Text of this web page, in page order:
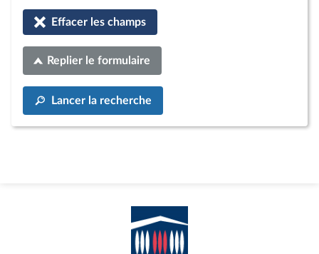
Effacer les champs
Replier le formulaire
Lancer la recherche